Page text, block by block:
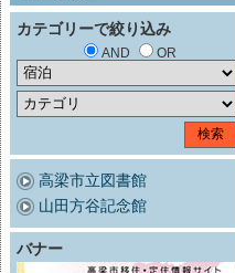
カテゴリーで絞り込み
AND OR
高梁市立図書館
山田方谷記念館
バナー